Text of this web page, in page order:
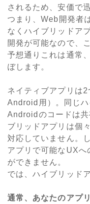
されるため、安価で
つまり、Web開発者
なくハイブリッドア
開発が可能なので、
予想通りこれは通常
ぼします。
ネイティブアプリは
Android用）。同じ
Androidのコードは共
ブリッドアプリは個
対応していません。
アプリで可能なUXへ
ができません。
では、ハイブリッド
通常、あなたのアプ